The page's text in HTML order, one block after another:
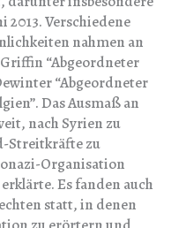
Verschiedene
nahmen an
“Abgeordneter
“Abgeordneter
Das Ausmaß an
nach Syrien zu
Streitkräfte zu
Organisation
Es fanden auch
statt, in denen